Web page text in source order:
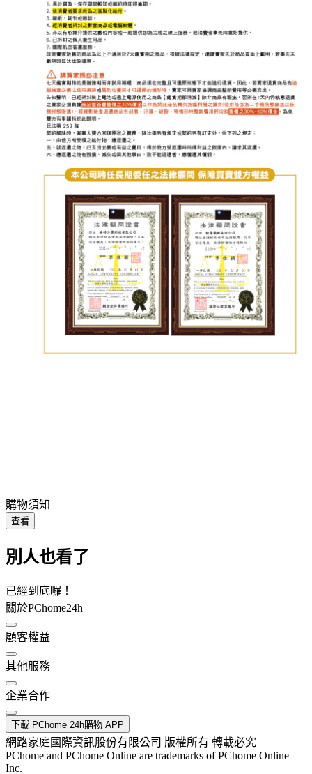
購物須知
查看
別人也看了
已經到底囉！
關於PChome24h
顧客權益
其他服務
企業合作
下載 PChome 24h購物 APP
網路家庭國際資訊股份有限公司 版權所有 轉載必究
PChome and PChome Online are trademarks of PChome Online
Inc.